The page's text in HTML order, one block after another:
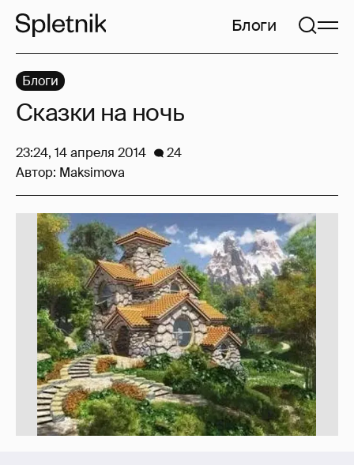
Блоги
Блоги
Сказки на ночь
23:24, 14 апреля 2014
24
Автор: Maksimova